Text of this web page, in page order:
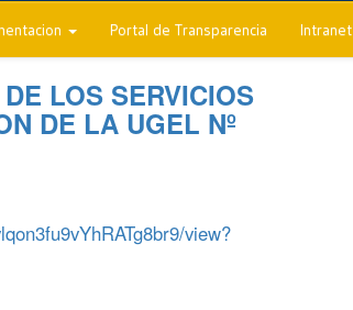
Portal de Transparencia Intranet
LOS SERVICIOS
DE LA UGEL Nº
view?